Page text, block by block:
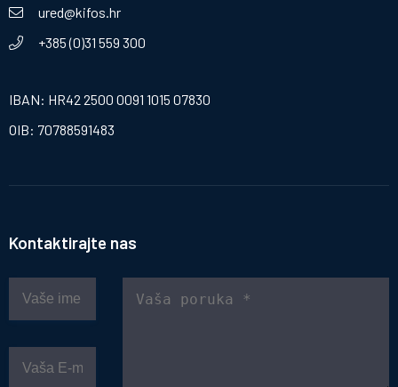
ured@kifos.hr
+385 (0)31 559 300
IBAN: HR42 2500 0091 1015 07830
OIB: 70788591483
Kontaktirajte nas